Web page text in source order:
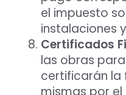
el impuesto
instalaciones
Certificados
las obras
certificarán la